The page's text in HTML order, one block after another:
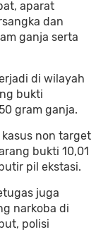
aparat
dan
ganja serta
di wilayah
bukti
gram ganja.
non target
bukti 10,01
pil ekstasi.
juga
narkoba di
polisi